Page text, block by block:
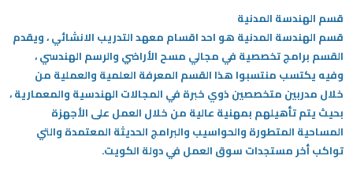
قسم الهندسة المدنية
قسم الهندسة المدنية هو احد اقسام معهد التدريب الانشائي ، ويقدم
القسم برامج تخصصية في مجالي مسح الأراضي والرسم الهندسي ،
وفيه يكتسب منتسبوا هذا القسم المعرفة العلمية والعملية من
خلال مدربين متخصصين ذوي خبرة في المجالات الهندسية والمعمارية ،
بحيث يتم تأهيلهم بمهنية عالية من خلال العمل على الأجهزة
المساحية المتطورة والحواسيب والبرامج الحديثة المعتمدة والتي
تواكب أخر مستجدات سوق العمل في دولة الكويت.